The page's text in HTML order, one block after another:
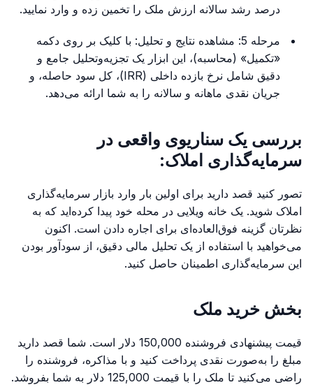
درصد رشد سالانه ارزش ملک را تخمین زده و وارد نمایید.
مرحله 5: مشاهده نتایج و تحلیل: با کلیک بر روی دکمه
«تکمیل» (محاسبه)، این ابزار یک تجزیه‌وتحلیل جامع و
دقیق شامل نرخ بازده داخلی (IRR)، کل سود حاصله، و
جریان نقدی ماهانه و سالانه را به شما ارائه می‌دهد.
بررسی یک سناریوی واقعی در
سرمایه‌گذاری املاک:
تصور کنید قصد دارید برای اولین بار وارد بازار سرمایه‌گذاری
املاک شوید. یک خانه ویلایی در محله خود پیدا کرده‌اید که به
نظرتان گزینه فوق‌العاده‌ای برای اجاره دادن است. اکنون
می‌خواهید با استفاده از یک تحلیل مالی دقیق، از سودآور بودن
این سرمایه‌گذاری اطمینان حاصل کنید.
بخش خرید ملک
قیمت پیشنهادی فروشنده 150,000 دلار است. شما قصد دارید
مبلغ را به‌صورت نقدی پرداخت کنید و با مذاکره، فروشنده را
راضی می‌کنید تا ملک را با قیمت 125,000 دلار به شما بفروشد.